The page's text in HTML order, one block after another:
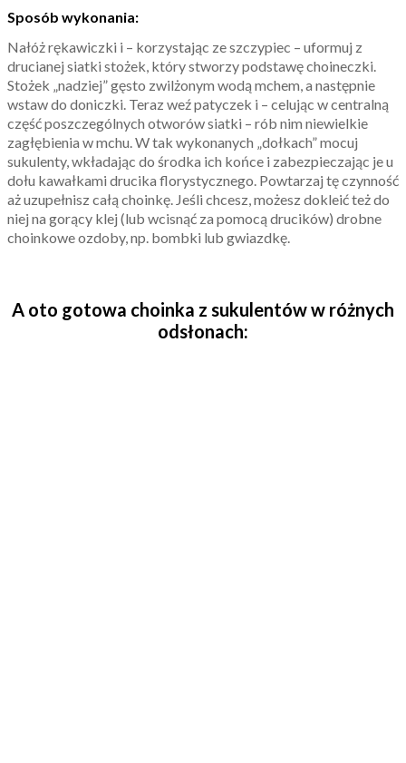
Sposób wykonania:
Nałóż rękawiczki i – korzystając ze szczypiec – uformuj z
drucianej siatki stożek, który stworzy podstawę choineczki.
Stożek „nadziej” gęsto zwilżonym wodą mchem, a następnie
wstaw do doniczki. Teraz weź patyczek i – celując w centralną
część poszczególnych otworów siatki – rób nim niewielkie
zagłębienia w mchu. W tak wykonanych „dołkach” mocuj
sukulenty, wkładając do środka ich końce i zabezpieczając je u
dołu kawałkami drucika florystycznego. Powtarzaj tę czynność
aż uzupełnisz całą choinkę. Jeśli chcesz, możesz dokleić też do
niej na gorący klej (lub wcisnąć za pomocą drucików) drobne
choinkowe ozdoby, np. bombki lub gwiazdkę.
A oto gotowa choinka z sukulentów w różnych
odsłonach: